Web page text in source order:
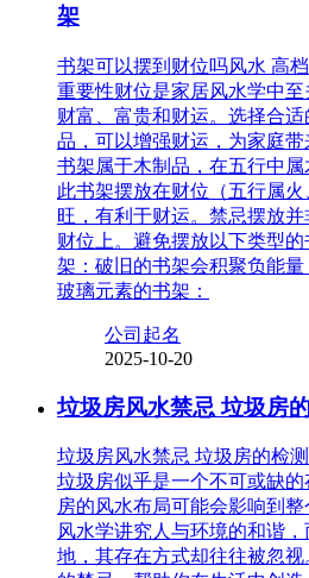
架
书架可以摆到财位吗风水 高
重要性财位是家居风水学中
财富、富贵和财运。选择合
品，可以增强财运，为家庭
书架属于木制品，在五行中
此书架摆放在财位（五行属
旺，有利于财运。禁忌摆放
财位上。避免摆放以下类型
架：破旧的书架会积聚负能
玻璃元素的书架：
公司起名
2025-10-20
垃圾房风水禁忌 垃圾房
垃圾房风水禁忌 垃圾房的检
垃圾房似乎是一个不可或缺
房的风水布局可能会影响到
风水学讲究人与环境的和谐
地，其存在方式却往往被忽